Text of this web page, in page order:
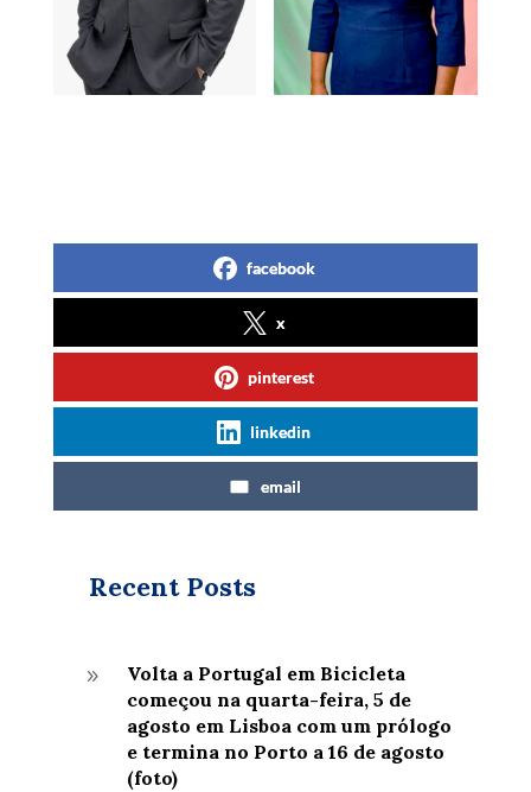
facebook
x
pinterest
linkedin
email
Recent Posts
9
Volta a Portugal em Bicicleta
começou na quarta-feira, 5 de
agosto em Lisboa com um prólogo
e termina no Porto a 16 de agosto
(foto)